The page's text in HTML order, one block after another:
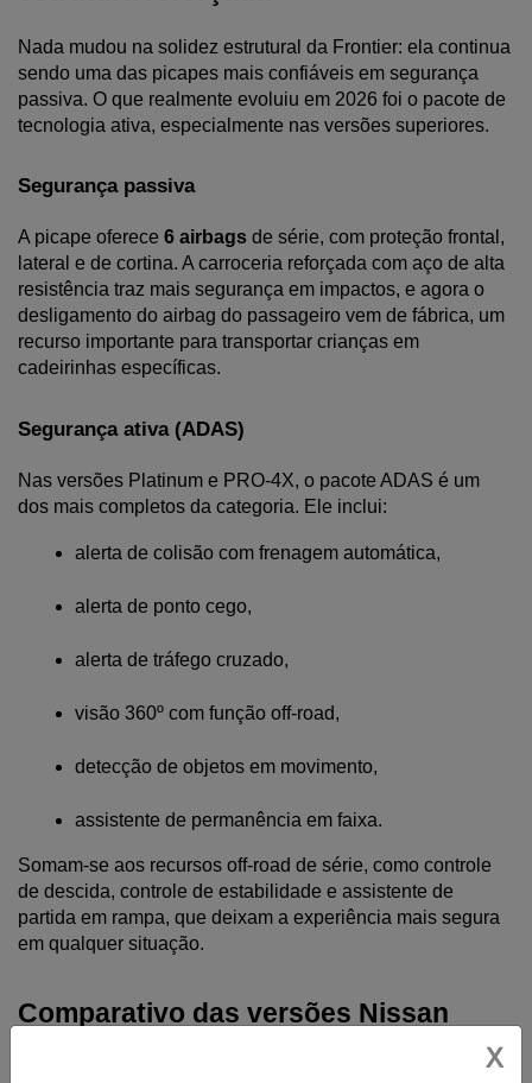
Nada mudou na solidez estrutural da Frontier: ela continua
sendo uma das picapes mais confiáveis em segurança
passiva. O que realmente evoluiu em 2026 foi o pacote de
tecnologia ativa, especialmente nas versões superiores.
Segurança passiva
A picape oferece 6 airbags de série, com proteção frontal,
lateral e de cortina. A carroceria reforçada com aço de alta
resistência traz mais segurança em impactos, e agora o
desligamento do airbag do passageiro vem de fábrica, um
recurso importante para transportar crianças em
cadeirinhas específicas.
Segurança ativa (ADAS)
Nas versões Platinum e PRO-4X, o pacote ADAS é um
dos mais completos da categoria. Ele inclui:
alerta de colisão com frenagem automática,
alerta de ponto cego,
alerta de tráfego cruzado,
visão 360º com função off-road,
detecção de objetos em movimento,
assistente de permanência em faixa.
Somam-se aos recursos off-road de série, como controle
de descida, controle de estabilidade e assistente de
partida em rampa, que deixam a experiência mais segura
em qualquer situação.
Comparativo das versões Nissan
X